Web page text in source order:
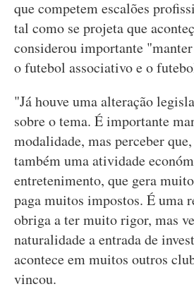
que competem escalões
tal como se projeta que
considerou importante
o futebol associativo e o
"Já houve uma alteração
sobre o tema. É importante
modalidade, mas perceber
também uma atividade
entretenimento, que gera
paga muitos impostos. É uma
obriga a ter muito rigor, mas
naturalidade a entrada de
acontece em muitos outros
vincou.